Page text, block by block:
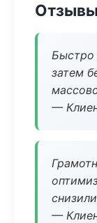
Быстро
затем
—
—